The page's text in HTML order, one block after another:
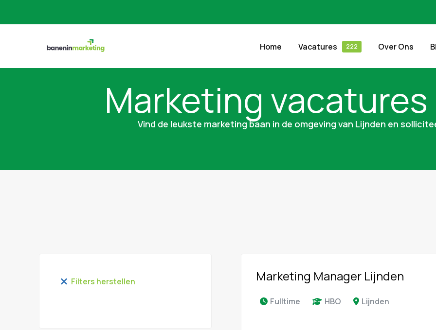
Home Vacatures Over Ons
Marketing
Vind de leukste marketing baan in de omgeving van Lijnden en
Filters herstellen Marketing Manager Lijnden
Fulltime HBO Lijnden